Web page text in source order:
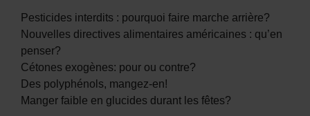
Pesticides interdits : pourquoi faire marche arrière?
Nouvelles directives alimentaires américaines : qu’en
penser?
Cétones exogènes: pour ou contre?
Des polyphénols, mangez-en!
Manger faible en glucides durant les fêtes?